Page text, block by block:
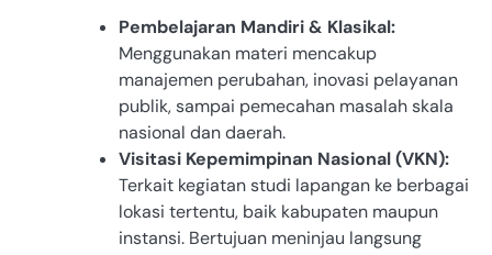
Pembelajaran Mandiri & Klasikal:
Menggunakan materi mencakup
manajemen perubahan, inovasi pelayanan
publik, sampai pemecahan masalah skala
nasional dan daerah.
Visitasi Kepemimpinan Nasional (VKN):
Terkait kegiatan studi lapangan ke berbagai
lokasi tertentu, baik kabupaten maupun
instansi. Bertujuan meninjau langsung